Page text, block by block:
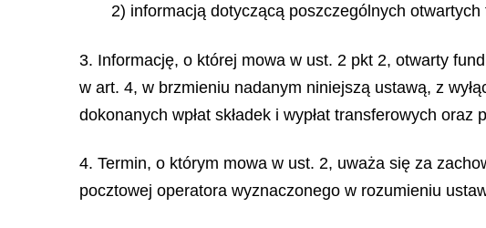
2) informacją dotyczącą poszczególnych
3. Informację, o której mowa w ust. 2 pkt 2, otwarty
w art. 4, w brzmieniu nadanym niniejszą ustawą, z
dokonanych wpłat składek i wypłat transferowych
4. Termin, o którym mowa w ust. 2, uważa się za
pocztowej operatora wyznaczonego w rozumieniu